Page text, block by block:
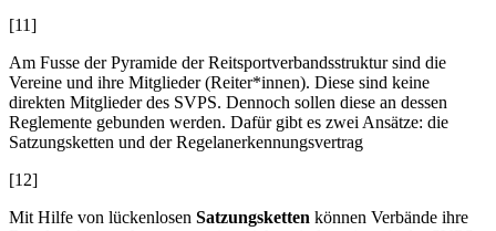
[11]
Am Fusse der Pyramide der Reitsportverbandsstruktur sind die
Vereine und ihre Mitglieder (Reiter*innen). Diese sind keine
direkten Mitglieder des SVPS. Dennoch sollen diese an dessen
Reglemente gebunden werden. Dafür gibt es zwei Ansätze: die
Satzungsketten und der Regelanerkennungsvertrag
[12]
Mit Hilfe von lückenlosen Satzungsketten können Verbände ihre